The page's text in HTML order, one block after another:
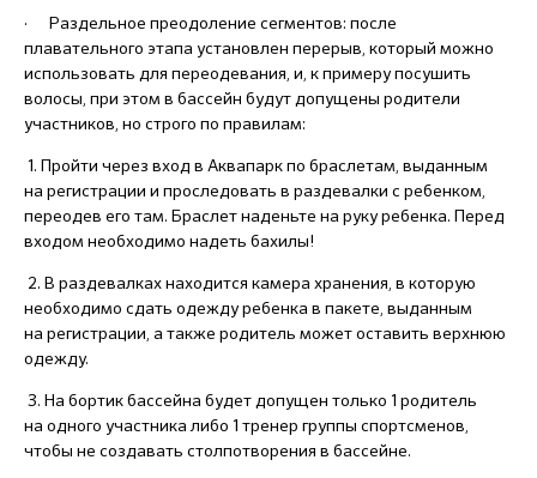
· Раздельное преодоление сегментов: после
плавательного этапа установлен перерыв, который можно
использовать для переодевания, и, к примеру посушить
волосы, при этом в бассейн будут допущены родители
участников, но строго по правилам:
1. Пройти через вход в Аквапарк по браслетам, выданным
на регистрации и проследовать в раздевалки с ребенком,
переодев его там. Браслет наденьте на руку ребенка. Перед
входом необходимо надеть бахилы!
2. В раздевалках находится камера хранения, в которую
необходимо сдать одежду ребенка в пакете, выданным
на регистрации, а также родитель может оставить верхнюю
одежду.
3. На бортик бассейна будет допущен только 1 родитель
на одного участника либо 1 тренер группы спортсменов,
чтобы не создавать столпотворения в бассейне.